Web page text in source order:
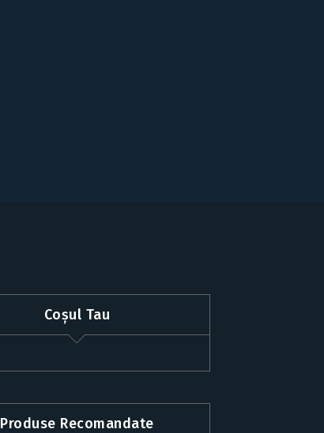
Coșul Tau
Produse Recomandate